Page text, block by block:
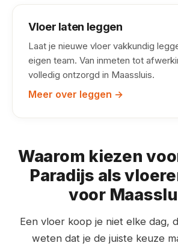
Vloer laten leggen
Laat je nieuwe vloer vakkundig
eigen team. Van inmeten tot
volledig ontzorgd in Maassluis.
Meer over leggen →
Waarom kiezen
Paradijs als
voor
Een vloer koop je niet elke dag,
weten dat je de juiste keuze